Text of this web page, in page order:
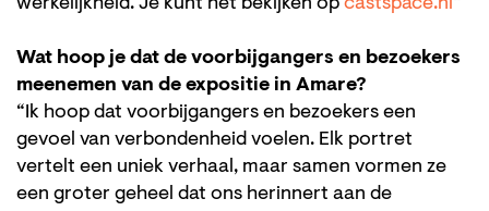
werkelijkheid. Je kunt het bekijken op castspace.nl“
Wat hoop je dat de voorbijgangers en bezoekers
meenemen van de expositie in Amare?
“Ik hoop dat voorbijgangers en bezoekers een
gevoel van verbondenheid voelen. Elk portret
vertelt een uniek verhaal, maar samen vormen ze
een groter geheel dat ons herinnert aan de